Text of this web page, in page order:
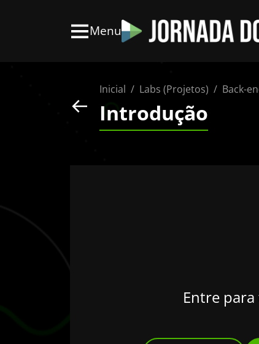
Menu
Inicial Labs (Projetos) Back-
Introdução
Entre para